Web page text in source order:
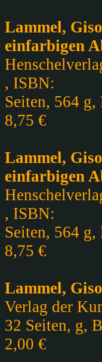
Lammel,
einfarbigen
, ISBN:
Seiten, 564
8,75 €
Lammel,
einfarbigen
, ISBN:
Seiten, 564
8,75 €
Lammel,
Verlag der
32 Seiten, g,
2,00 €